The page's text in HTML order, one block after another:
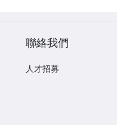
聯絡我們
人才招募